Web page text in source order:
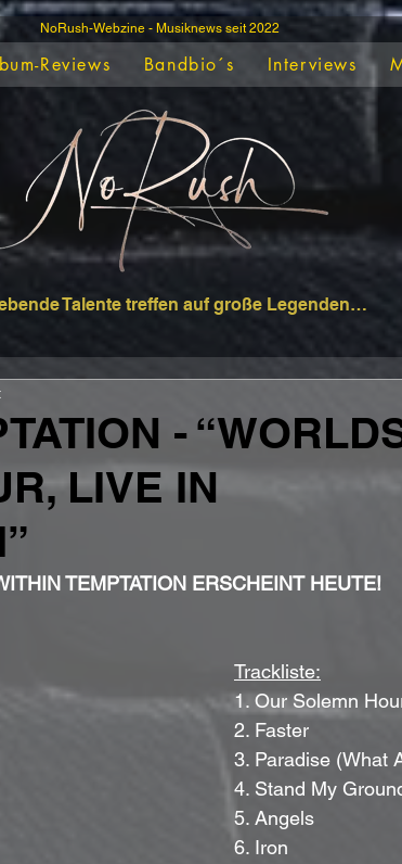
NoRush-Webzine - Musiknews seit 2022
Reviews Bandbio´s Interviews
Talente treffen auf große Legenden…
-
LIVE IN
TEMPTATION ERSCHEINT HEUTE!
Trackliste:
1. Our Solemn
2. Faster
3. Paradise (What
4. Stand My
5. Angels
6. Iron